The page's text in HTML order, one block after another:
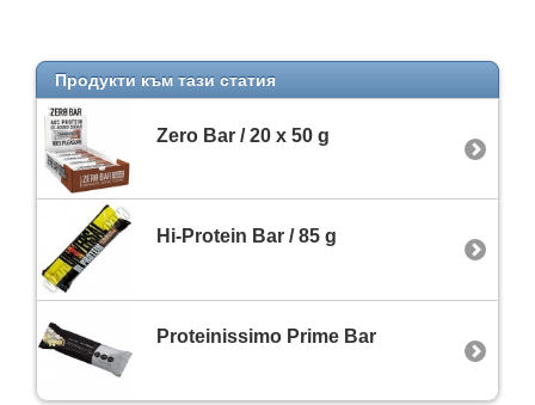
Продукти към тази статия
Zero Bar / 20 x 50 g
Hi-Protein Bar / 85 g
Proteinissimo Prime Bar